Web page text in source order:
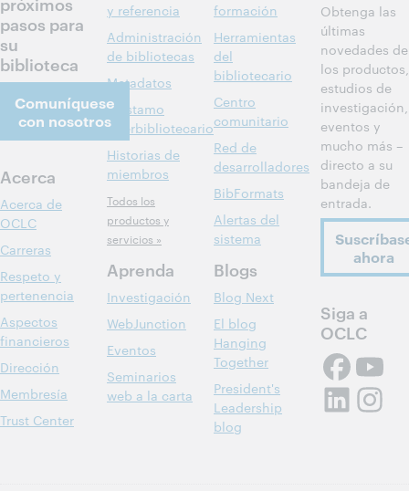
pasos para
su
biblioteca
Comuníquese
con nosotros
Acerca
Acerca de
OCLC
Carreras
Respeto y
pertenencia
Aspectos
financieros
Dirección
Membresía
Trust Center
y referencia
Administración
de bibliotecas
Metadatos
Préstamo
interbibliotecario
Historias de
miembros
Todos los
productos y
servicios »
Aprenda
Investigación
WebJunction
Eventos
Seminarios
web a la carta
formación
Herramientas
del
bibliotecario
Centro
comunitario
Red de
desarrolladores
BibFormats
Alertas del
sistema
Blogs
Blog Next
El blog
Hanging
Together
President's
Leadership
blog
Obtenga las
últimas
novedades de
los productos,
estudios de
investigación,
eventos y
mucho más –
directo a su
bandeja de
entrada.
ahora
Siga a
OCLC